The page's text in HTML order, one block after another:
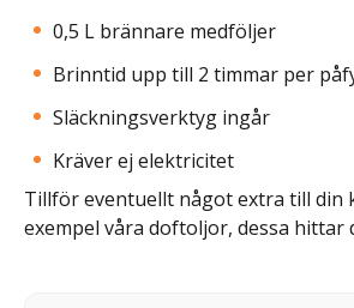
0,5 L brännare medföljer
Brinntid upp till 2 timmar per
Släckningsverktyg ingår
Kräver ej elektricitet
Tillför eventuellt något extra till din
exempel våra doftoljor, dessa hittar